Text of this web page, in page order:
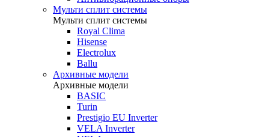
Мульти сплит системы
Мульти сплит системы
Royal Clima
Hisense
Electrolux
Ballu
Архивные модели
Архивные модели
BASIC
Turin
Prestigio EU Inverter
VELA Inverter